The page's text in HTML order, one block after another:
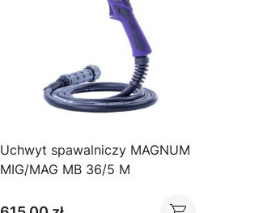
Uchwyt spawalniczy MAGNUM
MIG/MAG MB 36/5 M